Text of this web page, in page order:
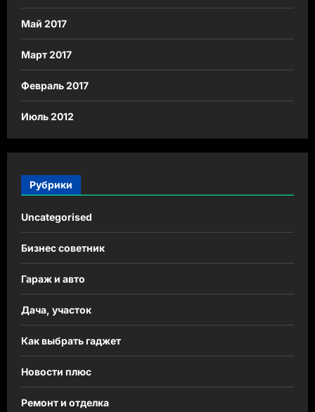
Май 2017
Март 2017
Февраль 2017
Июль 2012
Рубрики
Uncategorised
Бизнес советник
Гараж и авто
Дача, участок
Как выбрать гаджет
Новости плюс
Ремонт и отделка